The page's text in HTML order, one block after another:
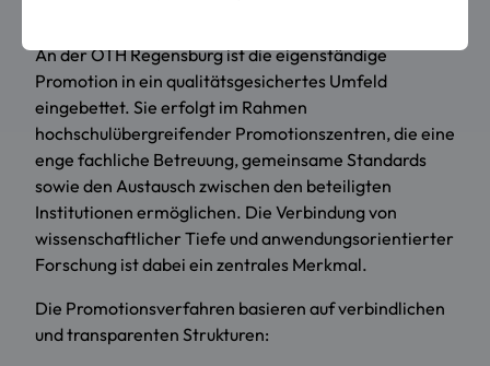
An der OTH Regensburg ist die eigenständige
Promotion in ein qualitätsgesichertes Umfeld
eingebettet. Sie erfolgt im Rahmen
hochschulübergreifender Promotionszentren, die eine
enge fachliche Betreuung, gemeinsame Standards
sowie den Austausch zwischen den beteiligten
Institutionen ermöglichen. Die Verbindung von
wissenschaftlicher Tiefe und anwendungsorientierter
Forschung ist dabei ein zentrales Merkmal.
Die Promotionsverfahren basieren auf verbindlichen
und transparenten Strukturen: